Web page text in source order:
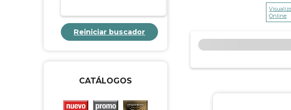
Reiniciar buscador
CATÁLOGOS
Online